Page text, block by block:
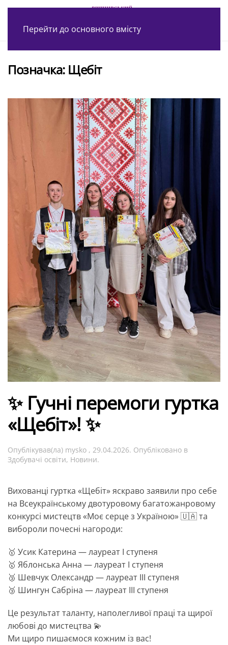
Перейти до основного вмісту
Позначка: Щебіт
✨ Гучні перемоги гуртка
«Щебіт»! ✨
Опублікував(ла) mysko , 29.04.2026. Опубліковано в
Здобувачі освіти, Новини.
Вихованці гуртка «Щебіт» яскраво заявили про себе
на Всеукраїнському двотуровому багатожанровому
конкурсі мистецтв «Моє серце з Україною» 🇺🇦 та
вибороли почесні нагороди:
🥇 Усик Катерина — лауреат І ступеня
🥇 Яблонська Анна — лауреат І ступеня
🥉 Шевчук Олександр — лауреат ІІІ ступеня
🥉 Шингун Сабріна — лауреат ІІІ ступеня
Це результат таланту, наполегливої праці та щирої
любові до мистецтва 💫
Ми щиро пишаємося кожним із вас!